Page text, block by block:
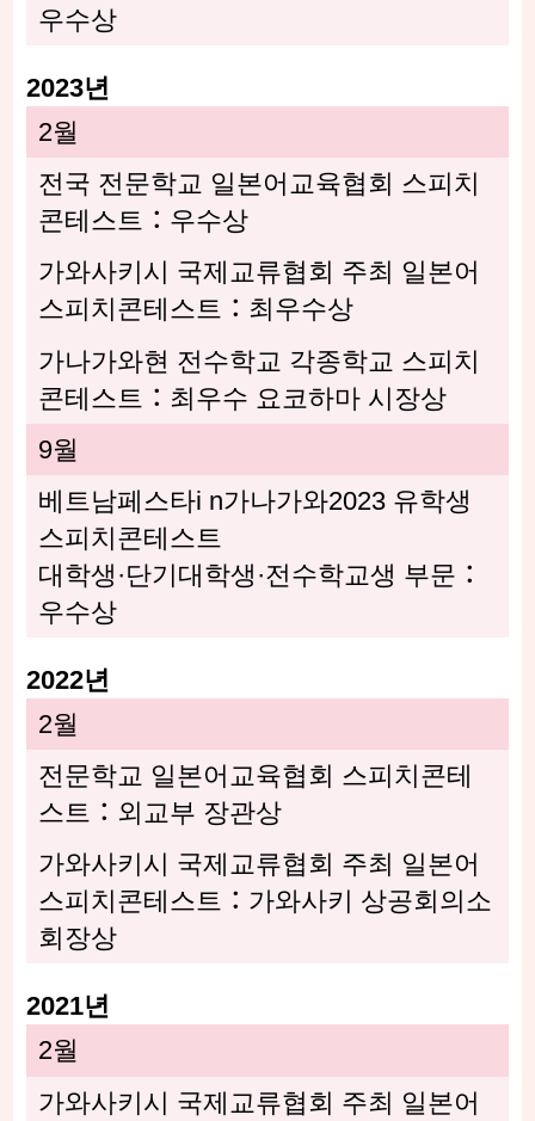
우수상
2023년
2월
전국 전문학교 일본어교육협회 스피치
콘테스트：우수상
가와사키시 국제교류협회 주최 일본어
스피치콘테스트：최우수상
가나가와현 전수학교 각종학교 스피치
콘테스트：최우수 요코하마 시장상
9월
베트남페스타i n가나가와2023 유학생
스피치콘테스트
대학생·단기대학생·전수학교생 부문：
우수상
2022년
2월
전문학교 일본어교육협회 스피치콘테
스트：외교부 장관상
가와사키시 국제교류협회 주최 일본어
스피치콘테스트：가와사키 상공회의소
회장상
2021년
2월
가와사키시 국제교류협회 주최 일본어